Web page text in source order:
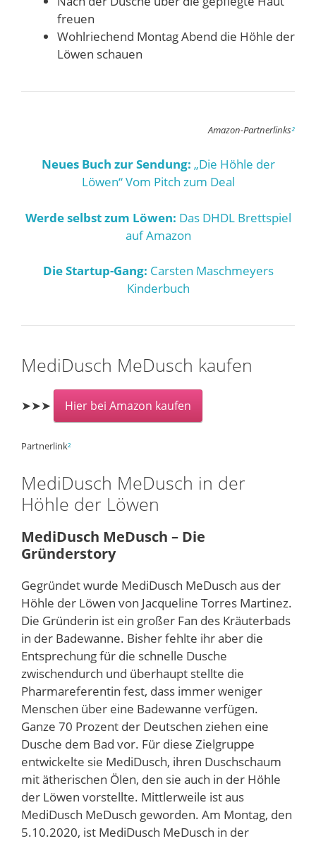
freuen
Wohlriechend Montag Abend die Höhle der
Löwen schauen
Amazon-Partnerlinks²
Neues Buch zur Sendung: „Die Höhle der
Löwen“ Vom Pitch zum Deal
Werde selbst zum Löwen: Das DHDL Brettspiel
auf Amazon
Die Startup-Gang: Carsten Maschmeyers
Kinderbuch
MediDusch MeDusch kaufen
➤➤➤ Hier bei Amazon kaufen
Partnerlink²
MediDusch MeDusch in der
Höhle der Löwen
MediDusch MeDusch – Die
Gründerstory
Gegründet wurde MediDusch MeDusch aus der
Höhle der Löwen von Jacqueline Torres Martinez.
Die Gründerin ist ein großer Fan des Kräuterbads
in der Badewanne. Bisher fehlte ihr aber die
Entsprechung für die schnelle Dusche
zwischendurch und überhaupt stellte die
Pharmareferentin fest, dass immer weniger
Menschen über eine Badewanne verfügen.
Ganze 70 Prozent der Deutschen ziehen eine
Dusche dem Bad vor. Für diese Zielgruppe
entwickelte sie MediDusch, ihren Duschschaum
mit ätherischen Ölen, den sie auch in der Höhle
der Löwen vorstellte. Mittlerweile ist aus
MediDusch MeDusch geworden. Am Montag, den
5.10.2020, ist MediDusch MeDusch in der